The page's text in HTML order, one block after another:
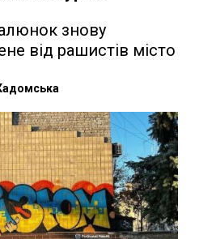
знову
від рашистів місто